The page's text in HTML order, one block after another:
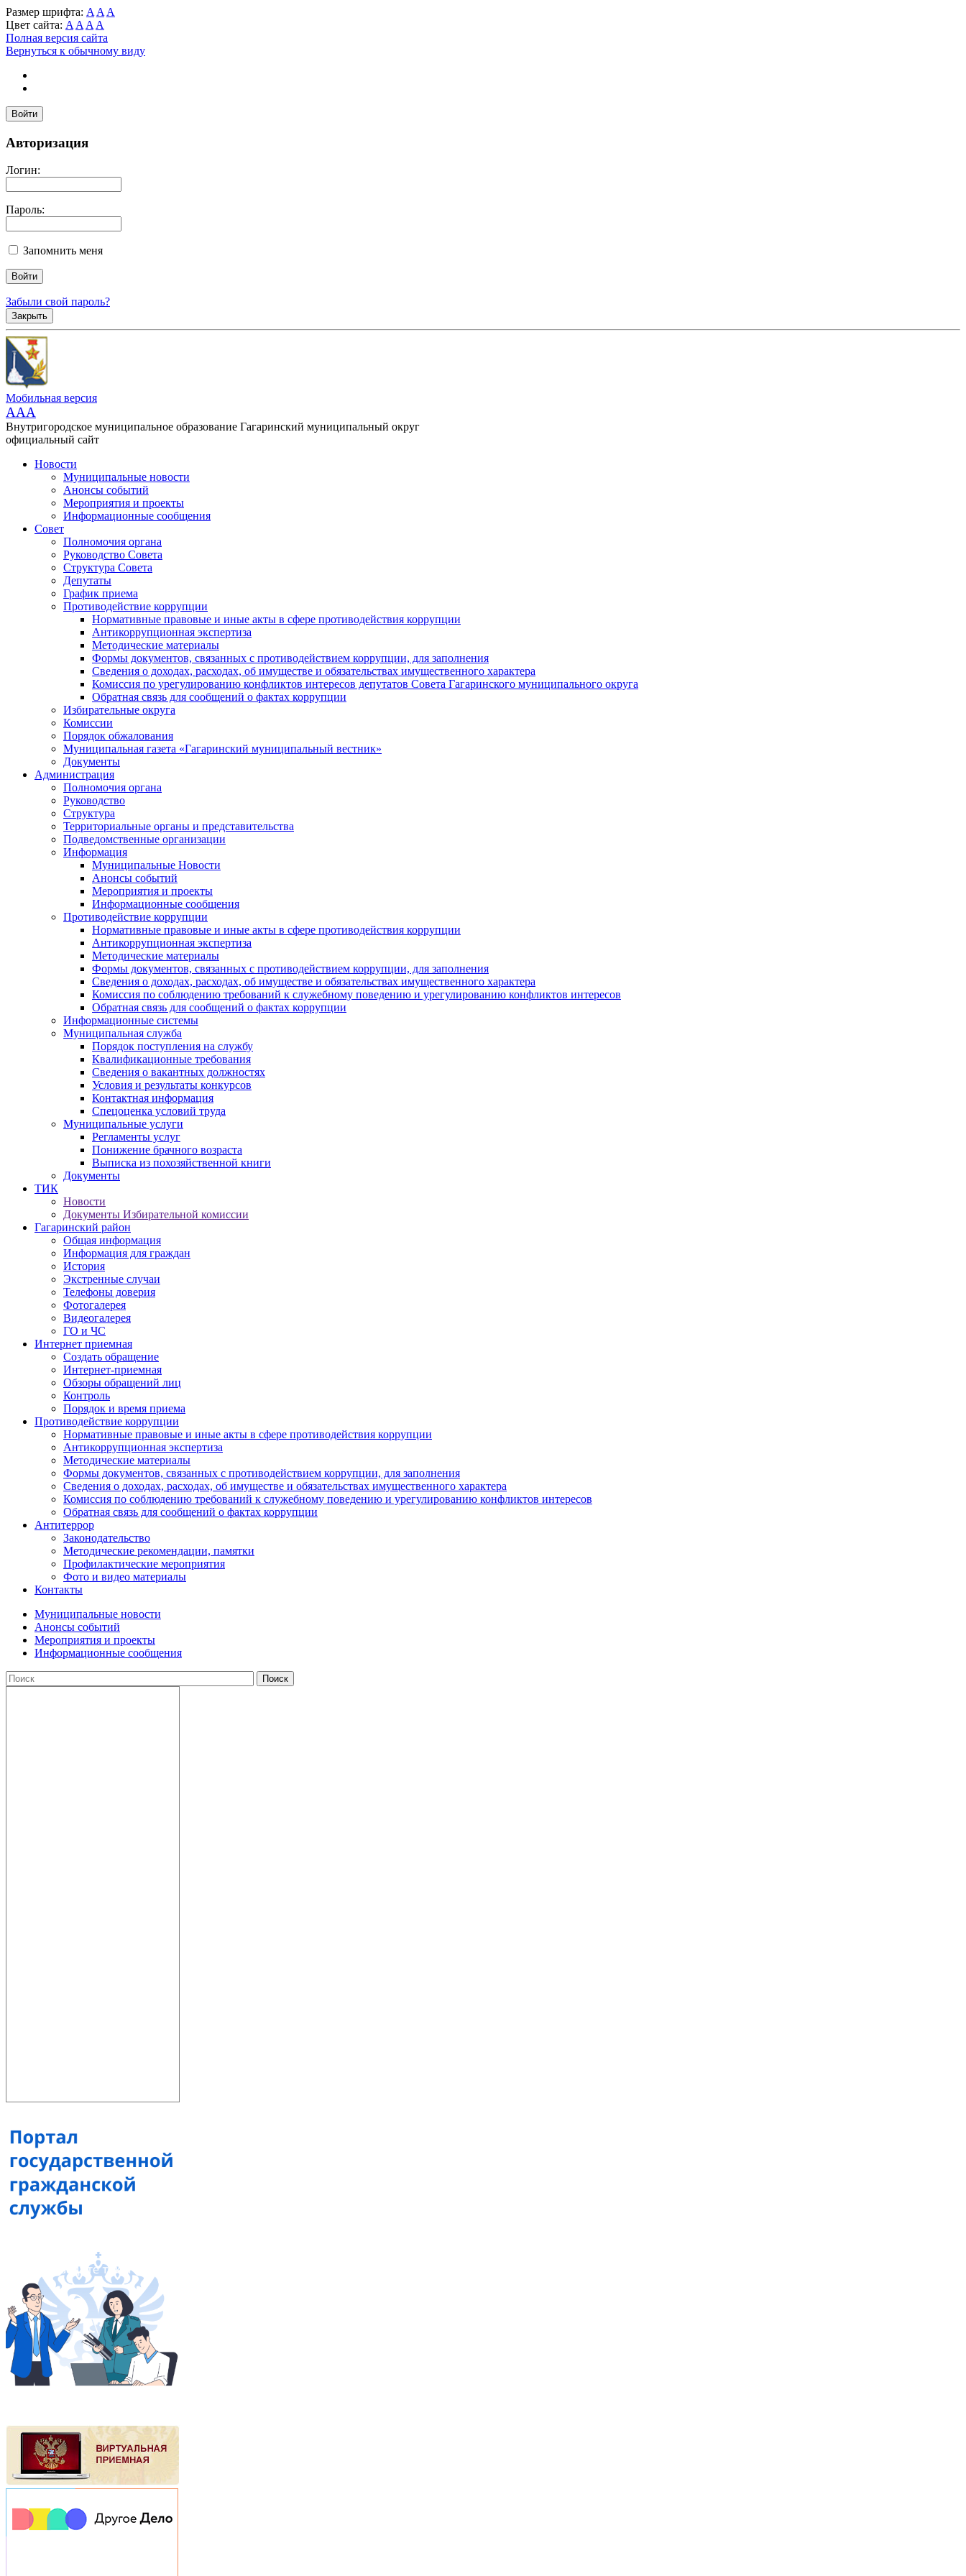
Размер шрифта: A A A
Цвет сайта: A A A A
Полная версия сайта
Вернуться к обычному виду
Войти
Авторизация
Логин:
Пароль:
Запомнить меня
Забыли свой пароль?
Закрыть
Мобильная версия
AAA
Внутригородское муниципальное образование Гагаринский муниципальный округ
официальный сайт
Новости
Муниципальные новости
Анонсы событий
Мероприятия и проекты
Информационные сообщения
Совет
Полномочия органа
Руководство Совета
Структура Совета
Депутаты
График приема
Противодействие коррупции
Нормативные правовые и иные акты в сфере противодействия коррупции
Антикоррупционная экспертиза
Методические материалы
Формы документов, связанных с противодействием коррупции, для заполнения
Сведения о доходах, расходах, об имуществе и обязательствах имущественного характера
Комиссия по урегулированию конфликтов интересов депутатов Совета Гагаринского муниципального округа
Обратная связь для сообщений о фактах коррупции
Избирательные округа
Комиссии
Порядок обжалования
Муниципальная газета «Гагаринский муниципальный вестник»
Документы
Администрация
Полномочия органа
Руководство
Структура
Территориальные органы и представительства
Подведомственные организации
Информация
Муниципальные Новости
Анонсы событий
Мероприятия и проекты
Информационные сообщения
Противодействие коррупции
Нормативные правовые и иные акты в сфере противодействия коррупции
Антикоррупционная экспертиза
Методические материалы
Формы документов, связанных с противодействием коррупции, для заполнения
Сведения о доходах, расходах, об имуществе и обязательствах имущественного характера
Комиссия по соблюдению требований к служебному поведению и урегулированию конфликтов интересов
Обратная связь для сообщений о фактах коррупции
Информационные системы
Муниципальная служба
Порядок поступления на службу
Квалификационные требования
Сведения о вакантных должностях
Условия и результаты конкурсов
Контактная информация
Спецоценка условий труда
Муниципальные услуги
Регламенты услуг
Понижение брачного возраста
Выписка из похозяйственной книги
Документы
ТИК
Новости
Документы Избирательной комиссии
Гагаринский район
Общая информация
Информация для граждан
История
Экстренные случаи
Телефоны доверия
Фотогалерея
Видеогалерея
ГО и ЧС
Интернет приемная
Создать обращение
Интернет-приемная
Обзоры обращений лиц
Контроль
Порядок и время приема
Противодействие коррупции
Нормативные правовые и иные акты в сфере противодействия коррупции
Антикоррупционная экспертиза
Методические материалы
Формы документов, связанных с противодействием коррупции, для заполнения
Сведения о доходах, расходах, об имуществе и обязательствах имущественного характера
Комиссия по соблюдению требований к служебному поведению и урегулированию конфликтов интересов
Обратная связь для сообщений о фактах коррупции
Антитеррор
Законодательство
Методические рекомендации, памятки
Профилактические мероприятия
Фото и видео материалы
Контакты
Муниципальные новости
Анонсы событий
Мероприятия и проекты
Информационные сообщения